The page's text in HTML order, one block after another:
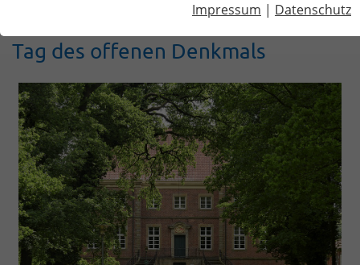
Impressum | Datenschutz
Tag des offenen Denkmals